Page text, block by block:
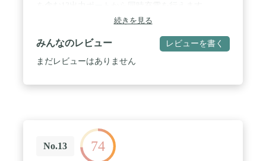
168000mAh/537Wh大容量を持ちますので、車中泊、
キャンプ、停電や災害時の備えなどに最適です。 /
🔋【デュアル急速充電に対応】PS54は2つの入力ポ
ートがあります。付属のACアダプター(90W)で充電
する以外に、別売りのT200S ACアダプター(200W)
から最大の電力を取り出すことができます。 / 🔋
【高い安全性】BLUETTI全てのポータブル電源はリ
ン酸鉄リチウム電池が採用されており、熱分解温度
続きを見る
みんなのレビュー レビューを書く
まだレビューはありません
No.13 74